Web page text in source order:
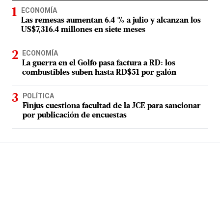
ECONOMÍA
Las remesas aumentan 6.4 % a julio y alcanzan los
US$7,316.4 millones en siete meses
ECONOMÍA
La guerra en el Golfo pasa factura a RD: los
combustibles suben hasta RD$51 por galón
POLÍTICA
Finjus cuestiona facultad de la JCE para sancionar
por publicación de encuestas